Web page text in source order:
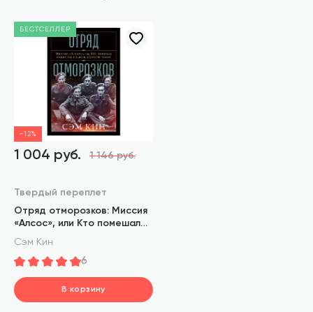
БЕСТСЕЛЛЕР
-12%
1 004 руб. 1 146 руб.
Твердый переплет
Отряд отморозков: Миссия
«Алсос», или Кто помешал
нацистам создать атомную
Сэм Кин
6
В корзину